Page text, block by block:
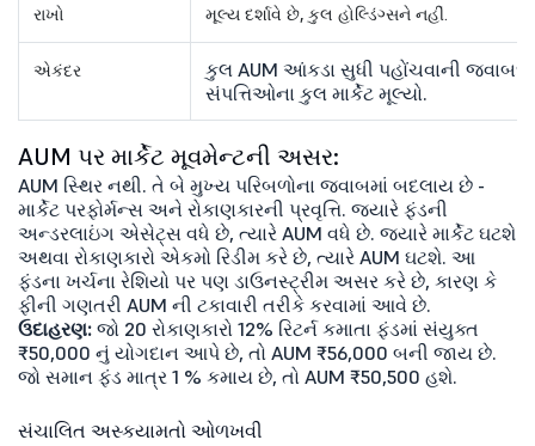
રાખો
મૂલ્ય દર્શાવે છે, કુલ હોલ્ડિંગ્સને નહીં.
એકંદર
કુલ AUM આંકડા સુધી પહોંચવાની
સંપત્તિઓના કુલ માર્કેટ મૂલ્યો.
AUM પર માર્કેટ મૂવમેન્ટની અસર:
AUM સ્થિર નથી. તે બે મુખ્ય પરિબળોના જવાબમાં બદલાય છે -
માર્કેટ પરફોર્મન્સ અને રોકાણકારની પ્રવૃત્તિ. જ્યારે ફંડની
અન્ડરલાઇંગ એસેટ્સ વધે છે, ત્યારે AUM વધે છે. જ્યારે માર્કેટ ઘટશે
અથવા રોકાણકારો એકમો રિડીમ કરે છે, ત્યારે AUM ઘટશે. આ
ફંડના ખર્ચના રેશિયો પર પણ ડાઉનસ્ટ્રીમ અસર કરે છે, કારણ કે
ફીની ગણતરી AUM ની ટકાવારી તરીકે કરવામાં આવે છે.
ઉદાહરણ: જો 20 રોકાણકારો 12% રિટર્ન કમાતા ફંડમાં સંયુક્ત
₹50,000 નું યોગદાન આપે છે, તો AUM ₹56,000 બની જાય છે.
જો સમાન ફંડ માત્ર 1 % કમાય છે, તો AUM ₹50,500 હશે.
સંચાલિત અસ્કયામતો ઓળખવી